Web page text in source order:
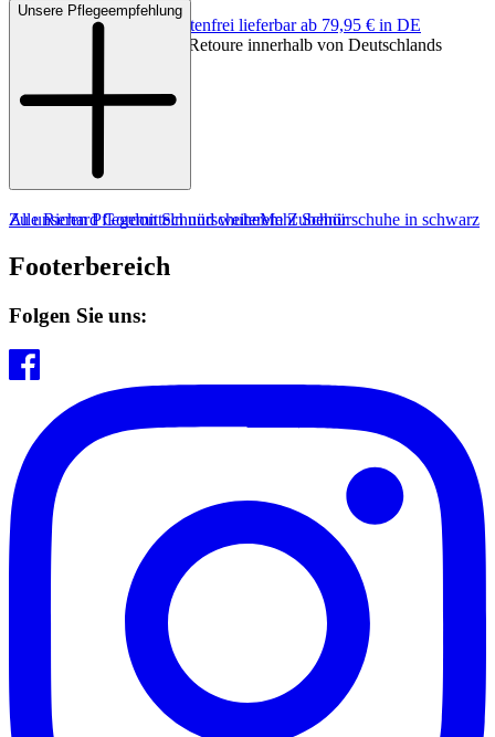
Keine Versandkosten:
kostenfrei lieferbar ab 79,95 € in DE
Einfache und Kostenlose Retoure innerhalb von Deutschlands
Unsere Pflegeempfehlung
Zu unseren Pflegemitteln und weiterem Zubehör
Alle Richard Gordon SchnürschuheMehr Schnürschuhe in schwarz
Footerbereich
Folgen Sie uns: